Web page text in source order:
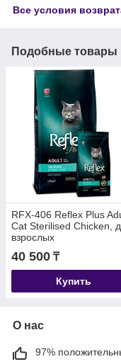
Все условия
Подобные товары
RFX-406 Reflex Plus
Cat Sterilised Chicken,
взрослых
стерилизованных
курицей, уп.15кг.
40 500 ₸
Купить
О нас
97%